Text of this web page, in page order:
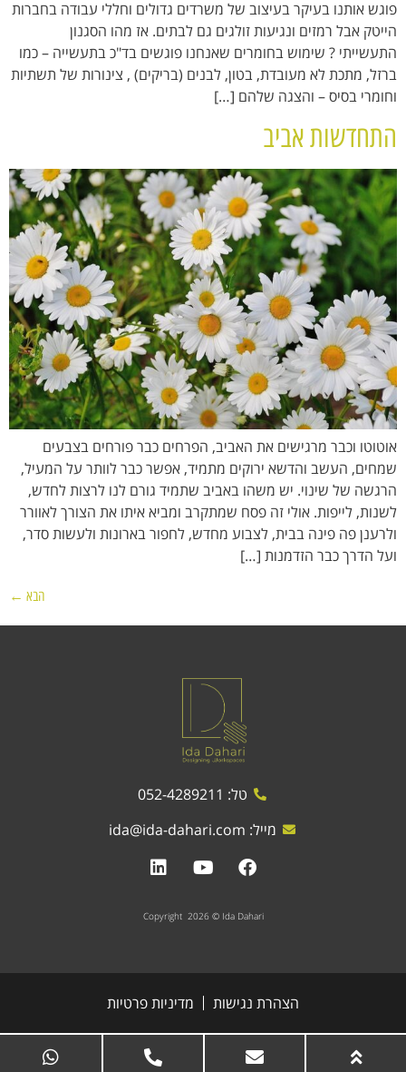
פוגש אותנו בעיקר בעיצוב של משרדים גדולים וחללי עבודה בחברות
הייטק אבל רמזים ונגיעות זולגים גם לבתים. אז מהו הסגנון
התעשייתי ? שימוש בחומרים שאנחנו פוגשים בד"כ בתעשייה – כמו
ברזל, מתכת לא מעובדת, בטון, לבנים (בריקים) , צינורות של תשתיות
וחומרי בסיס – והצגה שלהם […]
התחדשות אביב
אוטוטו וכבר מרגישים את האביב, הפרחים כבר פורחים בצבעים
שמחים, העשב והדשא ירוקים מתמיד, אפשר כבר לוותר על המעיל,
הרגשה של שינוי. יש משהו באביב שתמיד גורם לנו לרצות לחדש,
לשנות, לייפות. אולי זה פסח שמתקרב ומביא איתו את הצורך לאוורר
ולרענן פה פינה בבית, לצבוע מחדש, לחפור בארונות ולעשות סדר,
ועל הדרך כבר הזדמנות […]
הבא ←
טל: 052-4289211
מייל: ida@ida-dahari.com
Copyright 2026 © Ida Dahari
הצהרת נגישות מדיניות פרטיות